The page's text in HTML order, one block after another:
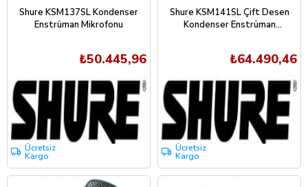
Shure KSM137SL Kondenser
Enstrüman Mikrofonu
₺50.445,96
Ücretsiz
Kargo
Shure KSM141SL Çift Desen
Kondenser Enstrüman
₺64.490,46
Ücretsiz
Kargo